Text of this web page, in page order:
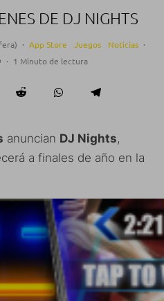
DE DJ NIGHTS
· App Store Juegos Noticias ·
· 1 Minuto de lectura
anuncian DJ Nights,
a finales de año en la